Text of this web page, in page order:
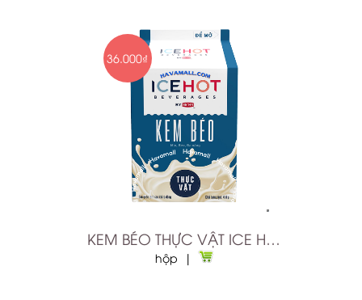
36.000₫
KEM BÉO THỰC VẬT ICE HOT 454G
hộp |